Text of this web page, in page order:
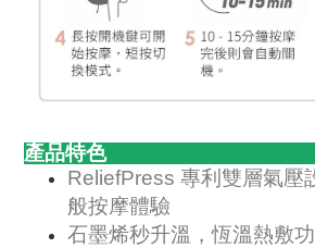
產品特色
ReliefPress 專利雙層氣壓
般按摩體驗
石墨烯秒升溫，恆溫熱敷